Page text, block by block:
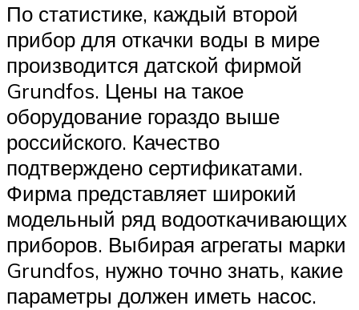
По статистике, каждый второй
прибор для откачки воды в мире
производится датской фирмой
Grundfos. Цены на такое
оборудование гораздо выше
российского. Качество
подтверждено сертификатами.
Фирма представляет широкий
модельный ряд водооткачивающих
приборов. Выбирая агрегаты марки
Grundfos, нужно точно знать, какие
параметры должен иметь насос.